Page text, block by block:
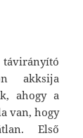
akksija
ahogy a
van, hogy
Első